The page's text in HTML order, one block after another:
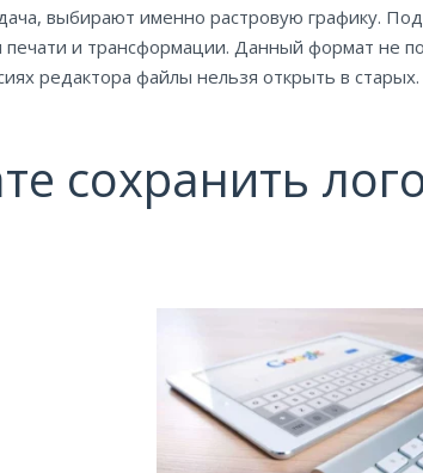
выбирают именно растровую графику.
и трансформации. Данный формат не
редактора файлы нельзя открыть в старых.
сохранить